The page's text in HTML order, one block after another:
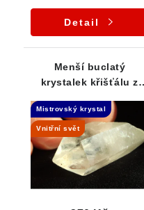
Detail
Menší buclatý
krystalek křišťálu z
Mistrovský krystal
Vnitřní svět